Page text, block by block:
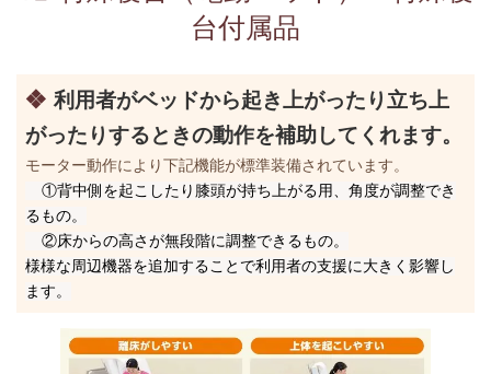
台付属品
❖ 利用者がベッドから起き上がったり立ち上
がったりするときの動作を補助してくれます。
モーター動作により下記機能が標準装備されています。
①背中側を起こしたり膝頭が持ち上がる用、角度が調整でき
るもの。
②床からの高さが無段階に調整できるもの。
様様な周辺機器を追加することで利用者の支援に大きく影響し
ます。